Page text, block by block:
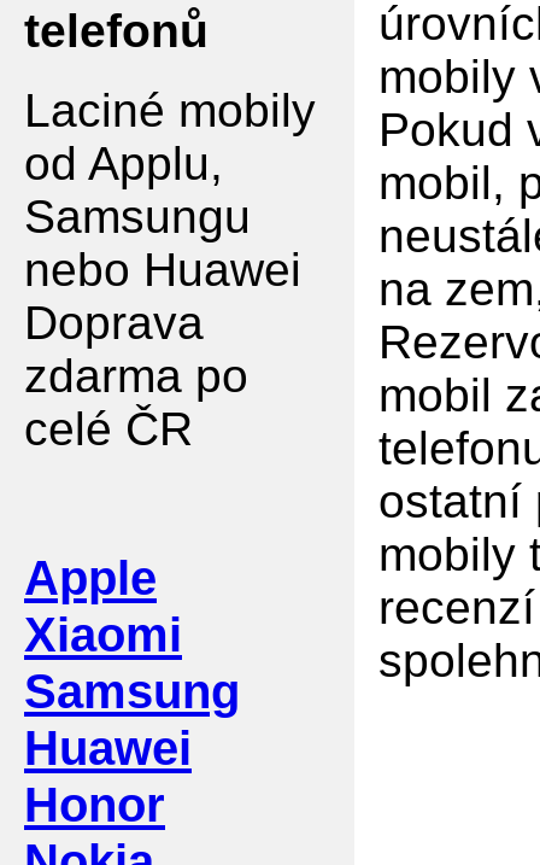
telefonů
Laciné mobily
od Applu,
Samsungu
nebo Huawei
Doprava
zdarma po
celé ČR
Apple
Xiaomi
Samsung
Huawei
Honor
mobily
Pokud
mobil,
na
mobil
ostatní
mobily